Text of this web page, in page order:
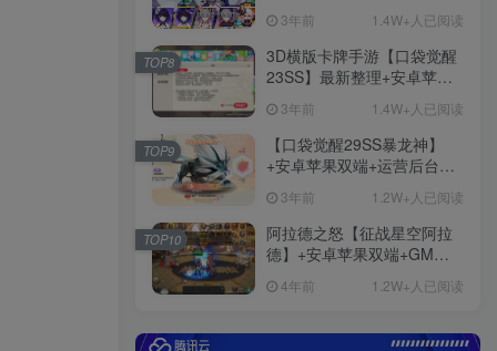
ID+详细指令+极简一键修改
3年前 1.4W+人已阅读
3D横版卡牌手游【口袋觉醒
23SS】最新整理+安卓苹果
细搭建教程
3年前 1.4W+人已阅读
TOP8
【口袋觉醒29SS暴龙神】
+安卓苹果双端+运营后台
端 3年前 1.2W+人已阅读
TOP9
阿拉德之怒【征战星空阿拉
德】+安卓苹果双端+GM授
+详细教程
4年前 1.2W+人已阅读
TOP10